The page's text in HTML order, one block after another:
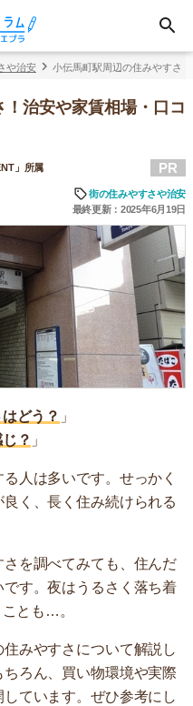
や治安 小伝馬町駅周辺の住みやすさ
治安や家賃相場・口コ
」所属 PR
街の住みやすさや治安
最終更新：2025年6月19日
どう？ 」
？ 」
人は多いです。せっかく
く、長く住み続けられる
を調べてみても、住んだ
す。夜はうるさく落ち着
とも…。
みやすさについて解説し
ろん、買い物環境や実際
ています。ぜひ参考にし